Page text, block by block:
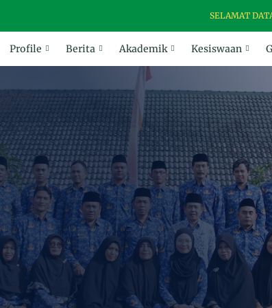
SELAMAT DATANG
Profile Berita Akademik Kesiswaan